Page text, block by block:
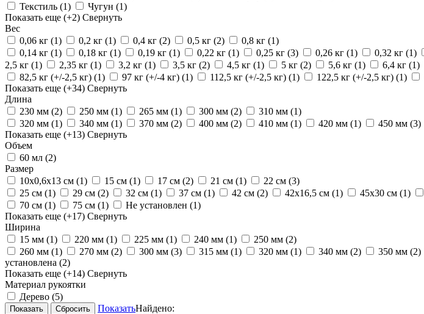
Текстиль (1) Чугун (1)
Показать еще (+2) Свернуть
Вес
0,06 кг (1) 0,2 кг (1) 0,4 кг (2) 0,5 кг (2) 0,8 кг (1)
0,14 кг (1) 0,18 кг (1) 0,19 кг (1) 0,22 кг (1) 0,25 кг (3) 0,26 кг (1) 0,32 кг (1)
2,5 кг (1) 2,35 кг (1) 3,2 кг (1) 3,5 кг (2) 4,5 кг (1) 5 кг (2) 5,6 кг (1) 6,4 кг (1)
82,5 кг (+/-2,5 кг) (1) 97 кг (+/-4 кг) (1) 112,5 кг (+/-2,5 кг) (1) 122,5 кг (+/-2,5 кг) (1)
Показать еще (+34) Свернуть
Длина
230 мм (2) 250 мм (1) 265 мм (1) 300 мм (2) 310 мм (1)
320 мм (1) 340 мм (1) 370 мм (2) 400 мм (2) 410 мм (1) 420 мм (1) 450 мм (3)
Показать еще (+13) Свернуть
Объем
60 мл (2)
Размер
10х0,6х13 см (1) 15 см (1) 17 см (2) 21 см (1) 22 см (3)
25 см (1) 29 см (2) 32 см (1) 37 см (1) 42 см (2) 42х16,5 см (1) 45х30 см (1)
70 см (1) 75 см (1) Не установлен (1)
Показать еще (+17) Свернуть
Ширина
15 мм (1) 220 мм (1) 225 мм (1) 240 мм (1) 250 мм (2)
260 мм (1) 270 мм (2) 300 мм (3) 315 мм (1) 320 мм (1) 340 мм (2) 350 мм (2)
установлена (2)
Показать еще (+14) Свернуть
Материал рукоятки
Дерево (5)
ПоказатьНайдено: